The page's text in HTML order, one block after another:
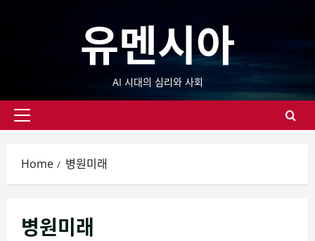
유멘시아
AI 시대의 심리와 사회
Primary
Home 병원미래
병원미래